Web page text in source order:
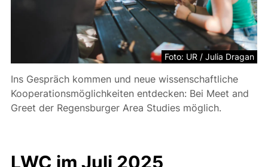
Foto: UR / Julia Dragan
Ins Gespräch kommen und neue wissenschaftliche
Kooperationsmöglichkeiten entdecken: Bei Meet and
Greet der Regensburger Area Studies möglich.
LWC im Juli 2025